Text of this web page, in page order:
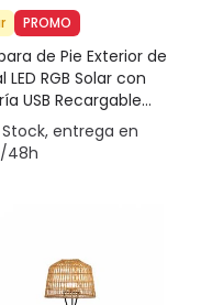
PROMO
de Pie Exterior de
LED RGB Solar con
USB Recargable
Stock, entrega en
48h